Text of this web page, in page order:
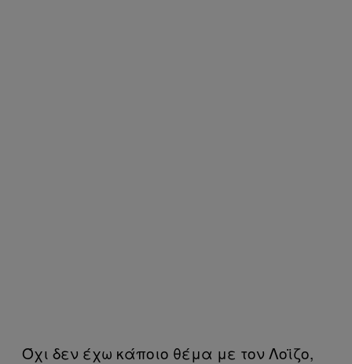
Όχι δεν έχω κάποιο θέμα με τον Λοϊζο,